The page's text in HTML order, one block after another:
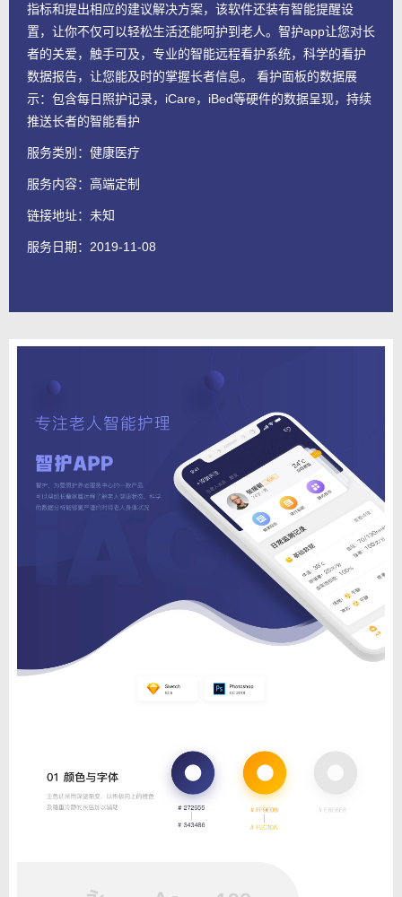
指标和提出相应的建议解决方案，该软件还装有智能提醒设
置，让你不仅可以轻松生活还能呵护到老人。智护app让您对长
者的关爱，触手可及，专业的智能远程看护系统，科学的看护
数据报告，让您能及时的掌握长者信息。 看护面板的数据展
示：包含每日照护记录，iCare，iBed等硬件的数据呈现，持续
推送长者的智能看护
服务类别：健康医疗
服务内容： 高端定制
链接地址： 未知
服务日期：2019-11-08